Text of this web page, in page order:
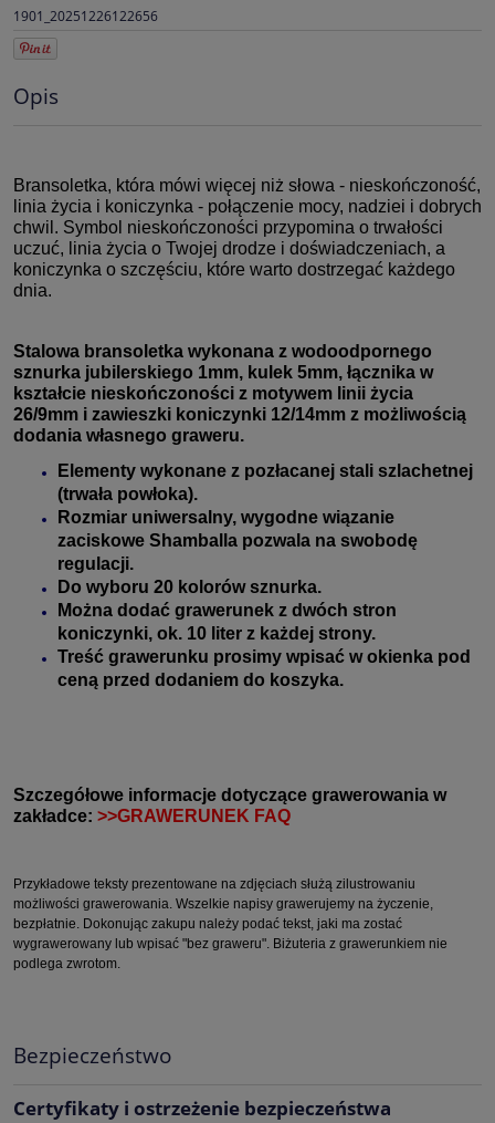
1901_20251226122656
Opis
Bransoletka, która mówi więcej niż słowa - nieskończoność,
linia życia i koniczynka - połączenie mocy, nadziei i dobrych
chwil. Symbol nieskończoności przypomina o trwałości
uczuć, linia życia o Twojej drodze i doświadczeniach, a
koniczynka o szczęściu, które warto dostrzegać każdego
dnia.
Stalowa bransoletka wykonana z wodoodpornego
sznurka jubilerskiego 1mm, kulek 5mm, łącznika w
kształcie nieskończoności z motywem linii życia
26/9mm i zawieszki koniczynki 12/14mm z możliwością
dodania własnego graweru.
Elementy wykonane z pozłacanej stali szlachetnej
(trwała powłoka).
Rozmiar uniwersalny, wygodne wiązanie
zaciskowe Shamballa pozwala na swobodę
regulacji.
Do wyboru 20 kolorów sznurka.
Można dodać grawerunek z dwóch stron
koniczynki, ok. 10 liter z każdej strony.
Treść grawerunku prosimy wpisać w okienka pod
ceną przed dodaniem do koszyka.
Szczegółowe informacje dotyczące grawerowania w
zakładce: >>GRAWERUNEK FAQ
Przykładowe teksty prezentowane na zdjęciach służą zilustrowaniu
możliwości grawerowania. Wszelkie napisy grawerujemy na życzenie,
bezpłatnie. Dokonując zakupu należy podać tekst, jaki ma zostać
wygrawerowany lub wpisać "bez graweru". Biżuteria z grawerunkiem nie
podlega zwrotom.
Bezpieczeństwo
Certyfikaty i ostrzeżenie bezpieczeństwa